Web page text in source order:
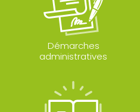
Démarches
administratives